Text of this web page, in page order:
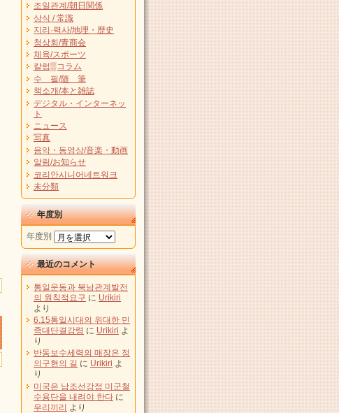
조일관계/朝日関係
상식 / 常識
지리·력사/地理・歴史
청상회/青商会
체육/スポーツ
칼럼▒コラム
수 필/随 筆
책소개/本と雑誌
デジタル・インターネッ
ト
ニュース
写真
음악・동영상/音楽・動画
알림/お知らせ
코리안시니어네트워크
未分類
年度別
年度別
最近のコメント
통일운동과 북남관계발전
의 원칙적요구 に Urikiri
より
6.15통일시대의 위대한 민
족대단결강령 に Urikiri よ
り
반동보수세력의 매장은 정
의구현의 길 に Urikiri よ
り
미국은 남조선강점 미군철
수용단을 내려야 한다 に
우리끼리 より